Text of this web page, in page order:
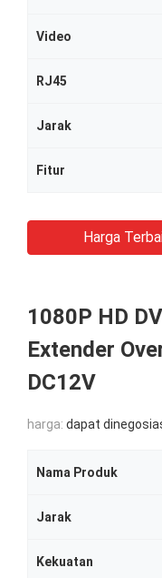
Video
RJ45
Jarak
Fitur
Harga
1080P HD
Extender
DC12V
harga: dapat
Nama Produk
Jarak
Kekuatan